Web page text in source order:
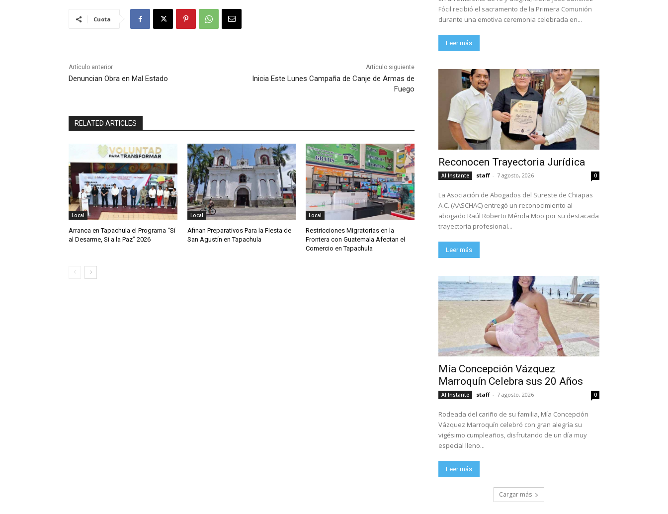
Cuota
Artículo anterior
Denuncian Obra en Mal Estado
Artículo siguiente
Inicia Este Lunes Campaña de Canje de Armas de
Fuego
RELATED ARTICLES
Local
Arranca en Tapachula el Programa “Sí
al Desarme, Sí a la Paz” 2026
Local
Afinan Preparativos Para la Fiesta de
San Agustín en Tapachula
Local
Restricciones Migratorias en la
Frontera con Guatemala Afectan el
Comercio en Tapachula
Fócil recibió el sacramento de la Primera Comunión
durante una emotiva ceremonia celebrada en...
Leer más
Reconocen Trayectoria Jurídica
Al Instante staff - 7 agosto, 2026 0
La Asociación de Abogados del Sureste de Chiapas
A.C. (AASCHAC) entregó un reconocimiento al
abogado Raúl Roberto Mérida Moo por su destacada
trayectoria profesional...
Leer más
Mía Concepción Vázquez
Marroquín Celebra sus 20 Años
Al Instante staff - 7 agosto, 2026 0
Rodeada del cariño de su familia, Mía Concepción
Vázquez Marroquín celebró con gran alegría su
vigésimo cumpleaños, disfrutando de un día muy
especial lleno...
Leer más
Cargar más